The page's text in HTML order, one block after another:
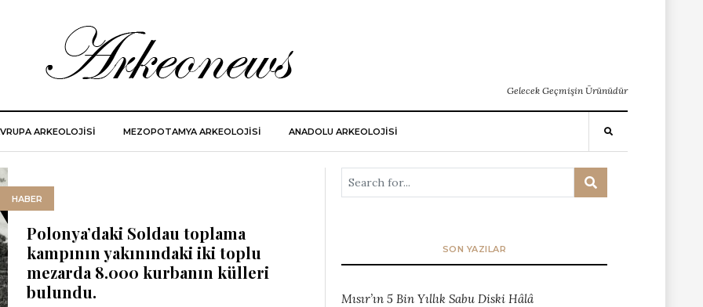
Gelecek Geçmişin Ürünüdür
ARKEOLOJISI MEZOPOTAMYA ARKEOLOJISI ANADOLU ARKEOLOJİSİ
HABER
Polonya’daki Soldau toplama
kampının yakınındaki iki toplu
mezarda 8.000 kurbanın külleri
bulundu.
SON YAZILAR
Mısır’ın 5 Bin Yıllık Sabu Diski Hâlâ